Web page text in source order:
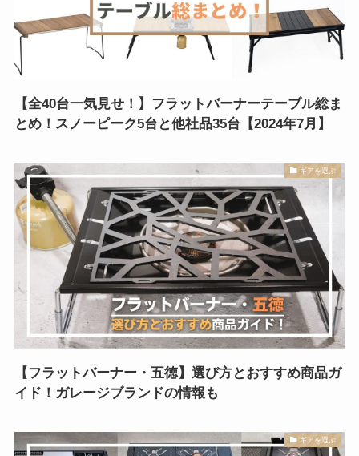
【全40台一気見せ！】フラットバーナーテーブル総ま
とめ！スノーピーク5台と他社品35台【2024年7月】
ギアを選ぶ
【フラットバーナー・五徳】選び方とおすすめ商品ガ
イド！ガレージブランドの情報も
ギアを選ぶ